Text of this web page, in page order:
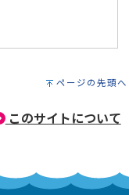
ページの先頭へ
このサイトについて